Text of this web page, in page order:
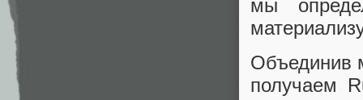
мы
Объединив
получаем